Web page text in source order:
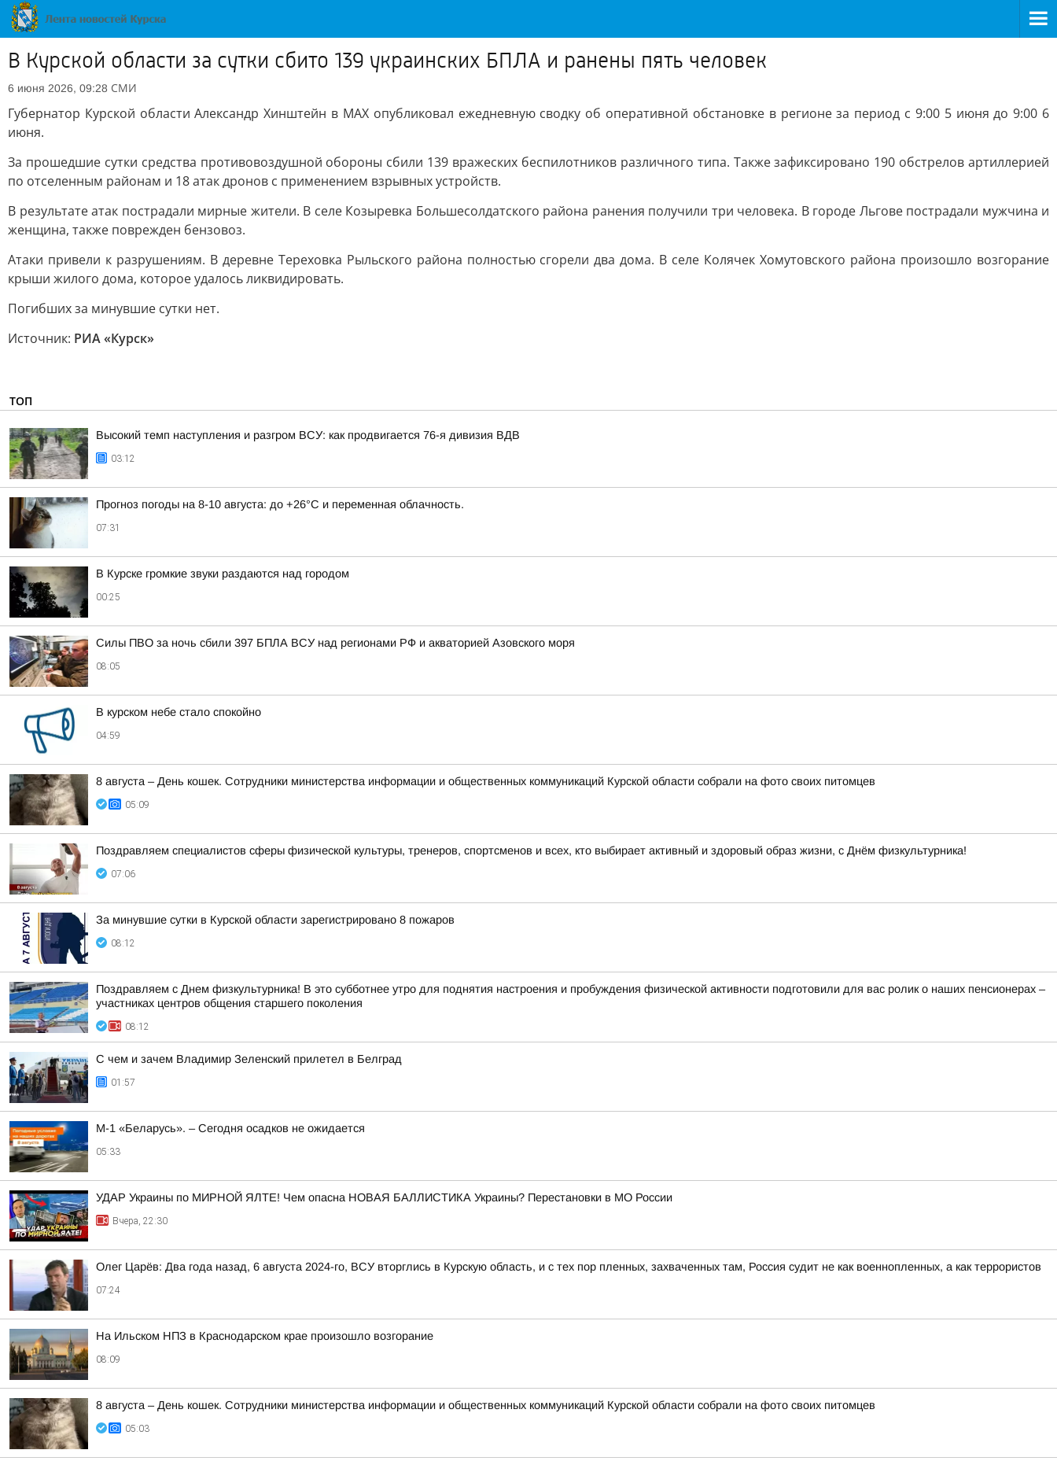
В Курской области за сутки сбито 139 украинских БПЛА и ранены пять человек
6 июня 2026, 09:28 СМИ
Губернатор Курской области Александр Хинштейн в МАХ опубликовал ежедневную сводку об оперативной обстановке в регионе за период с 9:00 5 июня до 9:00 6
июня.
За прошедшие сутки средства противовоздушной обороны сбили 139 вражеских беспилотников различного типа. Также зафиксировано 190 обстрелов артиллерией
по отселенным районам и 18 атак дронов с применением взрывных устройств.
В результате атак пострадали мирные жители. В селе Козыревка Большесолдатского района ранения получили три человека. В городе Льгове пострадали мужчина и
женщина, также поврежден бензовоз.
Атаки привели к разрушениям. В деревне Тереховка Рыльского района полностью сгорели два дома. В селе Колячек Хомутовского района произошло возгорание
крыши жилого дома, которое удалось ликвидировать.
Погибших за минувшие сутки нет.
Источник: РИА «Курск»
ТОП
Высокий темп наступления и разгром ВСУ: как продвигается 76-я дивизия ВДВ
03:12
Прогноз погоды на 8-10 августа: до +26°C и переменная облачность.
07:31
В Курске громкие звуки раздаются над городом
00:25
Силы ПВО за ночь сбили 397 БПЛА ВСУ над регионами РФ и акваторией Азовского моря
08:05
В курском небе стало спокойно
04:59
8 августа – День кошек. Сотрудники министерства информации и общественных коммуникаций Курской области собрали на фото своих питомцев
05:09
Поздравляем специалистов сферы физической культуры, тренеров, спортсменов и всех, кто выбирает активный и здоровый образ жизни, с Днём физкультурника!
07:06
За минувшие сутки в Курской области зарегистрировано 8 пожаров
08:12
Поздравляем с Днем физкультурника! В это субботнее утро для поднятия настроения и пробуждения физической активности подготовили для вас ролик о наших пенсионерах –
участниках центров общения старшего поколения
08:12
С чем и зачем Владимир Зеленский прилетел в Белград
01:57
М-1 «Беларусь». – Сегодня осадков не ожидается
05:33
УДАР Украины по МИРНОЙ ЯЛТЕ! Чем опасна НОВАЯ БАЛЛИСТИКА Украины? Перестановки в МО России
Вчера, 22:30
Олег Царёв: Два года назад, 6 августа 2024-го, ВСУ вторглись в Курскую область, и с тех пор пленных, захваченных там, Россия судит не как военнопленных, а как террористов
07:24
На Ильском НПЗ в Краснодарском крае произошло возгорание
08:09
8 августа – День кошек. Сотрудники министерства информации и общественных коммуникаций Курской области собрали на фото своих питомцев
05:03